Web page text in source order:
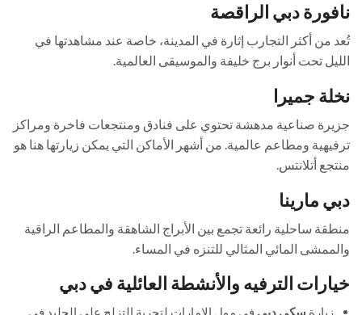
نافورة دبي الراقصة
تُعد من أكثر التجارب إثارة في المدينة، خاصة عند مشاهدتها في
الليل تحت أنوار برج خليفة والموسيقى العالمية.
نخلة جميرا
جزيرة صناعية مدهشة تحتوي على فنادق ومنتجعات فاخرة ومراكز
ترفيهية ومطاعم عالمية. من أشهر الأماكن التي يمكن زيارتها هنا هو
منتجع أتلانتس.
دبي مارينا
منطقة ساحلية رائعة تجمع بين الأبراج الشاهقة والمطاعم الراقية
والممشى المائي المثالي للتنزه في المساء.
خيارات الترفيه والأنشطة العائلية في دبي
زيارة سكي دبي في مول الإمارات لتجربة التزلج على الجليد في